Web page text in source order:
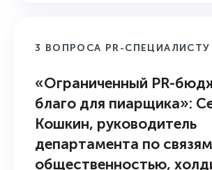
3 ВОПРОСА PR-СПЕЦИАЛИСТУ
«Ограниченный PR-
благо для пиарщика»:
Кошкин, руководитель
департамента по
общественностью,